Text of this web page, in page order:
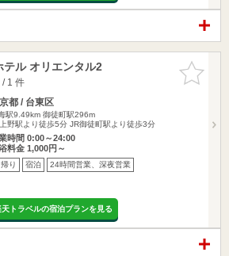
お気に入
りに追加
テル オリエンタル2
/ 1 件
都 / 台東区
駅9.49km 御徒町駅296m
野駅より徒歩5分 JR御徒町駅より徒歩3分
時間 0:00～24:00
料金 1,000円～
り 宿泊 24時間営業、深夜営業
天トラベルの宿泊プランを見る